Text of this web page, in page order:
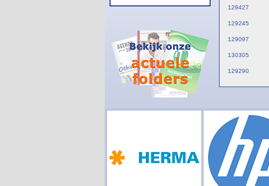
129427
129245
129097
130305
129290